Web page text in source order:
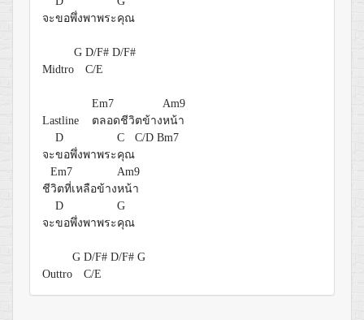
จะขอพึ่งพาพระคุณ
G D/F# D/F#
Midtro
C/E
Em7
Am9
Lastline ตลอดชีวิตข้างหน้า
D
C C/D Bm7
จะขอพึ่งพาพระคุณ
Em7
Am9
ชีวิตที่เหลือข้างหน้า
D
G
จะขอพึ่งพาพระคุณ
G D/F# D/F# G
Outtro
C/E